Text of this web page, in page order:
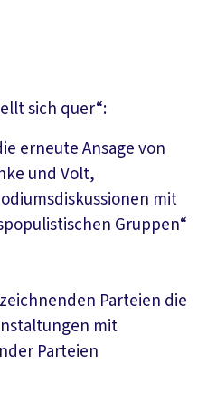
sich quer“:
erneute Ansage von
und Volt,
mit
Gruppen“
Parteien die
mit
Parteien